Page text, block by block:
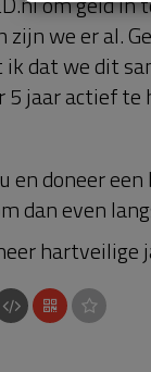
zijn we er al.
dat we dit
5 jaar actief te
en doneer
dan even
hartveilige